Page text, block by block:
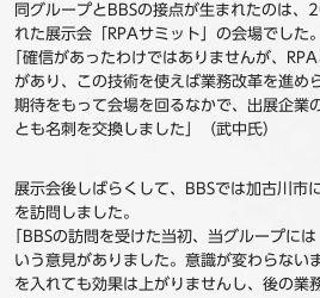
同グループとBBSの接点が生まれたのは
れた展示会「RPAサミット」の会場でした。
｢確信があったわけではありませんが、
があり、この技術を使えば業務改革を進め
期待をもって会場を回るなかで、出展企業
とも名刺を交換しました」（武中氏）
展示会後しばらくして、BBSでは加古川市
を訪問しました。
｢BBSの訪問を受けた当初、当グループに
いう意見がありました。意識が変わらない
を入れても効果は上がりませんし、後の業